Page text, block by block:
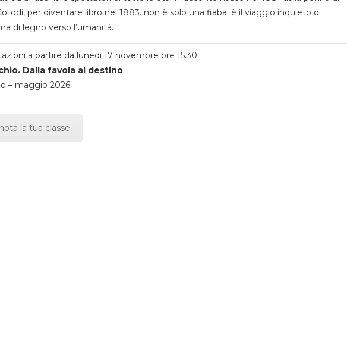
per diventare libro nel 1883. non è solo una fiaba: è il viaggio inquieto di
di legno verso l’umanità.
a partire da lunedi 17 novembre ore 15.30
Dalla favola al destino
– maggio 2026
la tua classe